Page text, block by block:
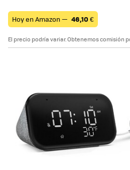
Hoy en Amazon — 46,10€
El precio podría variar. Obtenemos comisión